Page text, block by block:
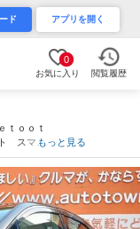
ド アプリを開く
0
お気に入り 閲覧履歴
ｏｏｔ
スマー
純正１
もっと見る